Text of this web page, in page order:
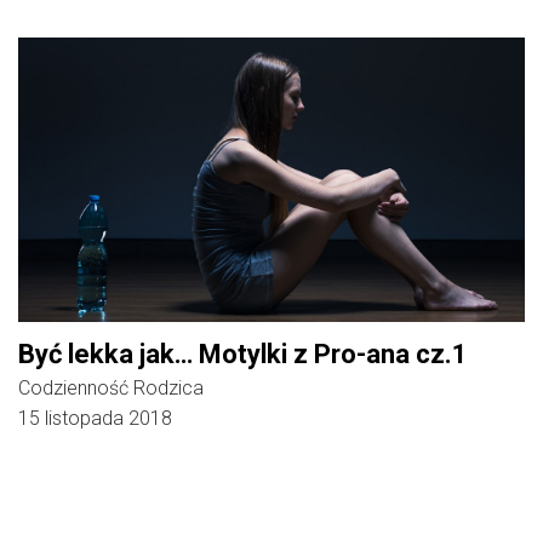
Być lekka jak… Motylki z Pro-ana cz.1
Codzienność Rodzica
15 listopada 2018